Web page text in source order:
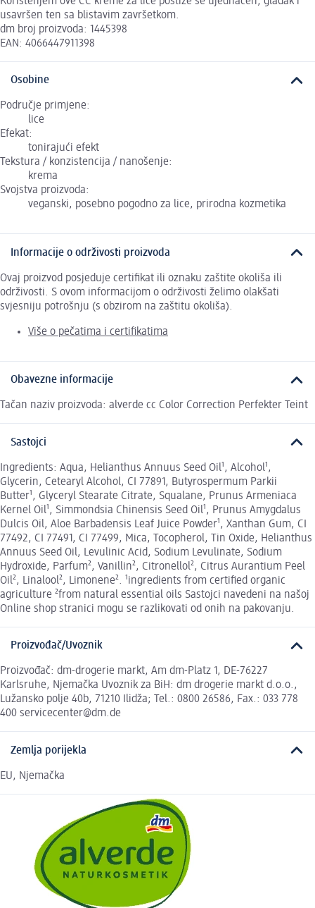
usavršen ten sa blistavim završetkom.
dm broj proizvoda: 1445398
EAN: 4066447911398
Osobine
Područje primjene:
lice
Efekat:
tonirajući efekt
Tekstura / konzistencija / nanošenje:
krema
Svojstva proizvoda:
veganski, posebno pogodno za lice, prirodna kozmetika
Informacije o održivosti proizvoda
Ovaj proizvod posjeduje certifikat ili oznaku zaštite okoliša ili
održivosti. S ovom informacijom o održivosti želimo olakšati
svjesniju potrošnju (s obzirom na zaštitu okoliša).
Više o pečatima i certifikatima
Obavezne informacije
Tačan naziv proizvoda: alverde cc Color Correction Perfekter Teint
Sastojci
Ingredients: Aqua, Helianthus Annuus Seed Oil¹, Alcohol¹,
Glycerin, Cetearyl Alcohol, CI 77891, Butyrospermum Parkii
Butter¹, Glyceryl Stearate Citrate, Squalane, Prunus Armeniaca
Kernel Oil¹, Simmondsia Chinensis Seed Oil¹, Prunus Amygdalus
Dulcis Oil, Aloe Barbadensis Leaf Juice Powder¹, Xanthan Gum, CI
77492, CI 77491, CI 77499, Mica, Tocopherol, Tin Oxide, Helianthus
Annuus Seed Oil, Levulinic Acid, Sodium Levulinate, Sodium
Hydroxide, Parfum², Vanillin², Citronellol², Citrus Aurantium Peel
Oil², Linalool², Limonene². ¹ingredients from certified organic
agriculture ²from natural essential oils Sastojci navedeni na našoj
Online shop stranici mogu se razlikovati od onih na pakovanju.
Proizvođač/Uvoznik
Proizvođač: dm-drogerie markt, Am dm-Platz 1, DE-76227
Karlsruhe, Njemačka Uvoznik za BiH: dm drogerie markt d.o.o.,
Lužansko polje 40b, 71210 Ilidža; Tel.: 0800 26586, Fax.: 033 778
400 servicecenter@dm.de
Zemlja porijekla
EU, Njemačka